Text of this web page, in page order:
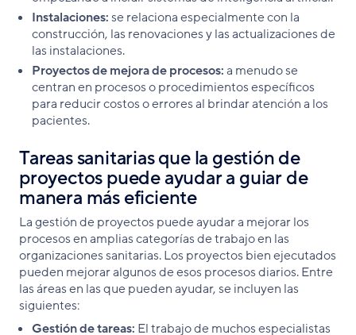
Instalaciones:se relaciona especialmente con la
construcción, las renovaciones y las actualizaciones de
las instalaciones.
Proyectos de mejora de procesos:a menudo se
centran en procesos o procedimientos específicos
para reducir costos o errores al brindar atención a los
pacientes.
Tareas sanitarias que la gestión de
proyectos puede ayudar a guiar de
manera más eficiente
La gestión de proyectos puede ayudar a mejorar los
procesos en amplias categorías de trabajo en las
organizaciones sanitarias. Los proyectos bien ejecutados
pueden mejorar algunos de esos procesos diarios. Entre
las áreas en las que pueden ayudar, se incluyen las
siguientes:
Gestión de tareas: El trabajo de muchos especialistas